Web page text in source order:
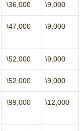
\36,000 \9,000
\47,000 \9,000
\52,000 \9,000
\52,000 \9,000
\99,000 \12,000